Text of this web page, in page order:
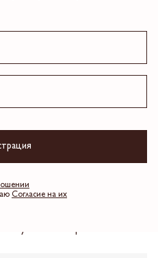
Согласие на их